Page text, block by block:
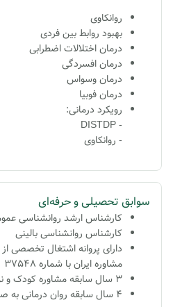
روانکاوی
بهبود روابط بین فردی
درمان اختلالات اضطرابی
درمان افسردگی
درمان وسواس
درمان فوبیا
رویکرد درمانی:
- DISTDP
- روانکاوی
سوابق تحصیلی و حرفه‌ای
کارشناس ارشد روانشناسی
کارشناس روانشناسی بالینی
دارای پروانه اشتغال تخصصی
مشاوره ایران با شماره 37548
۳ سال سابقه مشاوره کودک و نوجوان در مدارس
۴ سال سابقه روان درمانی به صورت آنلاین